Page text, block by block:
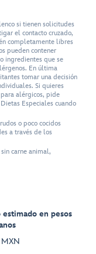
si tienen solicitudes
el contacto cruzado,
completamente libres
pueden contener
ingredientes que se
En última
tomar una decisión
Si quieres
alérgicos, pide
Especiales cuando
o poco cocidos
a través de los
carne animal,
estimado en pesos
MXN